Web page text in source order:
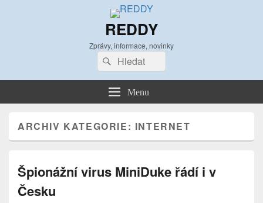
REDDY
Zprávy, informace, novinky
Search
for:
Search
Menu
ARCHIV KATEGORIE: INTERNET
Špionážní virus MiniDuke řádí i v
Česku